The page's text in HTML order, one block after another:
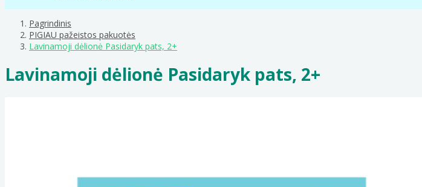
Pagrindinis
PIGIAU pažeistos pakuotės
Lavinamoji dėlionė Pasidaryk pats, 2+
Lavinamoji dėlionė Pasidaryk pats, 2+